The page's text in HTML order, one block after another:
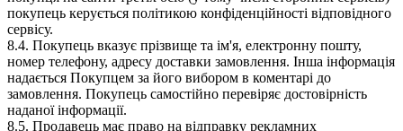
покупець керується політикою конфіденційності відповідного
сервісу.
8.4. Покупець вказує прізвище та ім'я, електронну пошту,
номер телефону, адресу доставки замовлення. Інша інформація
надається Покупцем за його вибором в коментарі до
замовлення. Покупець самостійно перевіряє достовірність
наданої інформації.
8.5. Продавець має право на відправку рекламних